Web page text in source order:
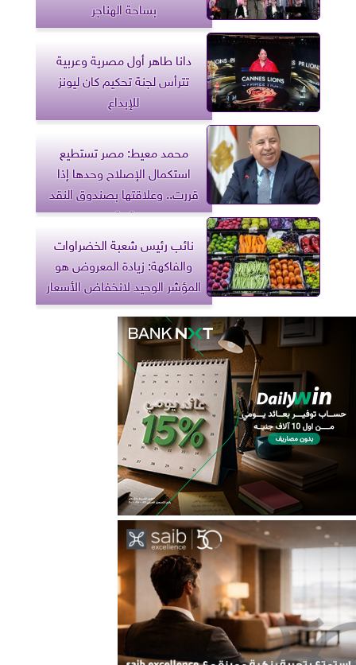
بساحة الهناجر
دانا طاهر أول مصرية وعربية
تترأس لجنة تحكيم كان ليونز
للإبداع
محمد معيط: مصر تستطيع
استكمال الإصلاح وحدها إذا
قررت.. وعلاقتها بصندوق النقد
ستستمر
نائب رئيس شعبة الخضراوات
والفاكهة: زيادة المعروض هو
المؤشر الوحيد لانخفاض الأسعار